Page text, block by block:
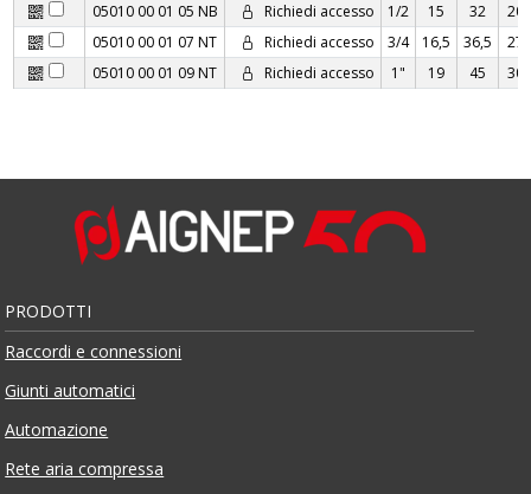
05010 00 01 05 NB
Richiedi accesso 1/2 15 32
20
05010 00 01 07 NT
Richiedi accesso 3/4 16,5 36,5
27
05010 00 01 09 NT
Richiedi accesso 1" 19 45 30
PRODOTTI
Raccordi e connessioni
Giunti automatici
Automazione
Rete aria compressa